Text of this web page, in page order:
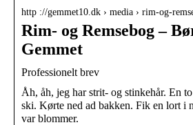
http ://gemmet10.dk › media › rim-og-
Rim- og Remsebog –
Gemmet
Professionelt brev
Åh, åh, jeg har strit- og stinkehår. En
ski. Kørte ned ad bakken. Fik en lort i
var blommer.